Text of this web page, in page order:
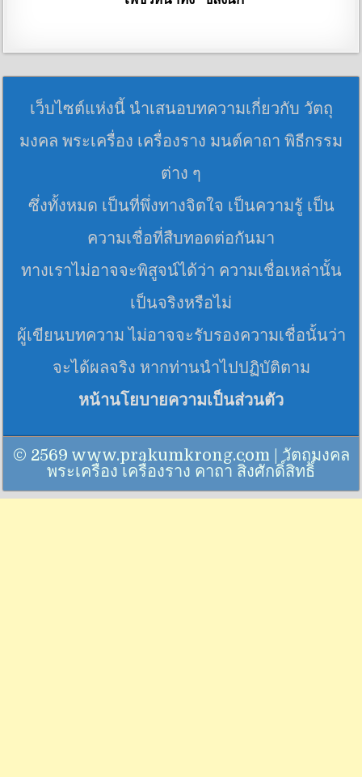
เว็บไซต์แห่งนี้ นำเสนอบทความเกี่ยวกับ วัตถุ
มงคล พระเครื่อง เครื่องราง มนต์คาถา พิธีกรรม
ต่าง ๆ
ซึ่งทั้งหมด เป็นที่พึ่งทางจิตใจ เป็นความรู้ เป็น
ความเชื่อที่สืบทอดต่อกันมา
ทางเราไม่อาจจะพิสูจน์ได้ว่า ความเชื่อเหล่านั้น
เป็นจริงหรือไม่
ผู้เขียนบทความ ไม่อาจจะรับรองความเชื่อนั้นว่า
จะได้ผลจริง หากท่านนำไปปฏิบัติตาม
หน้านโยบายความเป็นส่วนตัว
© 2569 www.prakumkrong.com | วัตถุมงคล
พระเครื่อง เครื่องราง คาถา สิ่งศักดิ์สิทธิ์